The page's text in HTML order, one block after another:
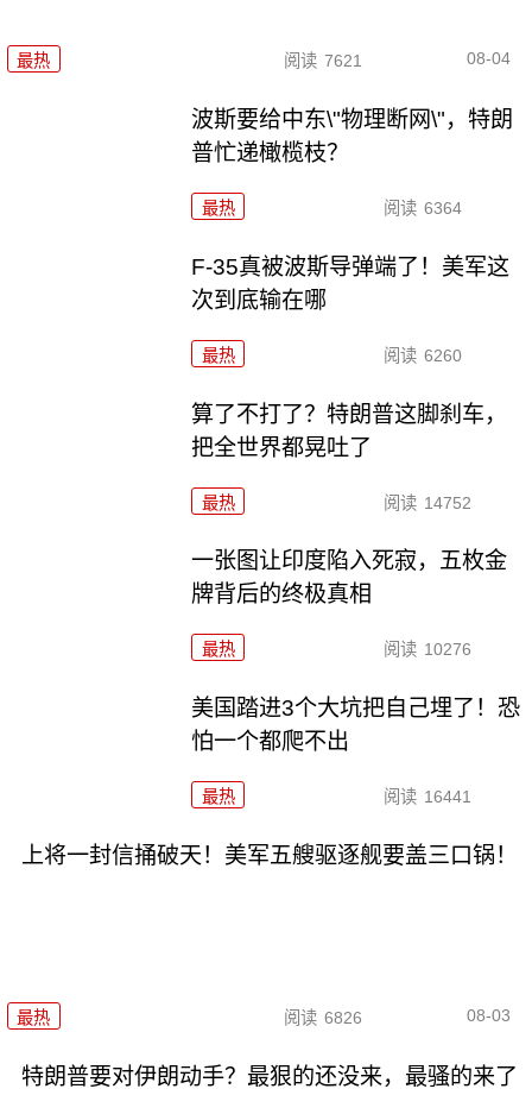
最热 阅读 7621 08-04
波斯要给中东\"物理断网\"，特朗
普忙递橄榄枝？
最热 阅读 6364
F-35真被波斯导弹端了！美军这
次到底输在哪
最热 阅读 6260
算了不打了？特朗普这脚刹车，
把全世界都晃吐了
最热 阅读 14752
一张图让印度陷入死寂，五枚金
牌背后的终极真相
最热 阅读 10276
美国踏进3个大坑把自己埋了！恐
怕一个都爬不出
最热 阅读 16441
上将一封信捅破天！美军五艘驱逐舰要盖三口锅！
最热 阅读 6826 08-03
特朗普要对伊朗动手？最狠的还没来，最骚的来了